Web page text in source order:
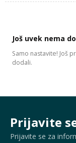
Još uvek nema
Samo nastavite! Još
dodali.
Prijavite
Prijavite se za